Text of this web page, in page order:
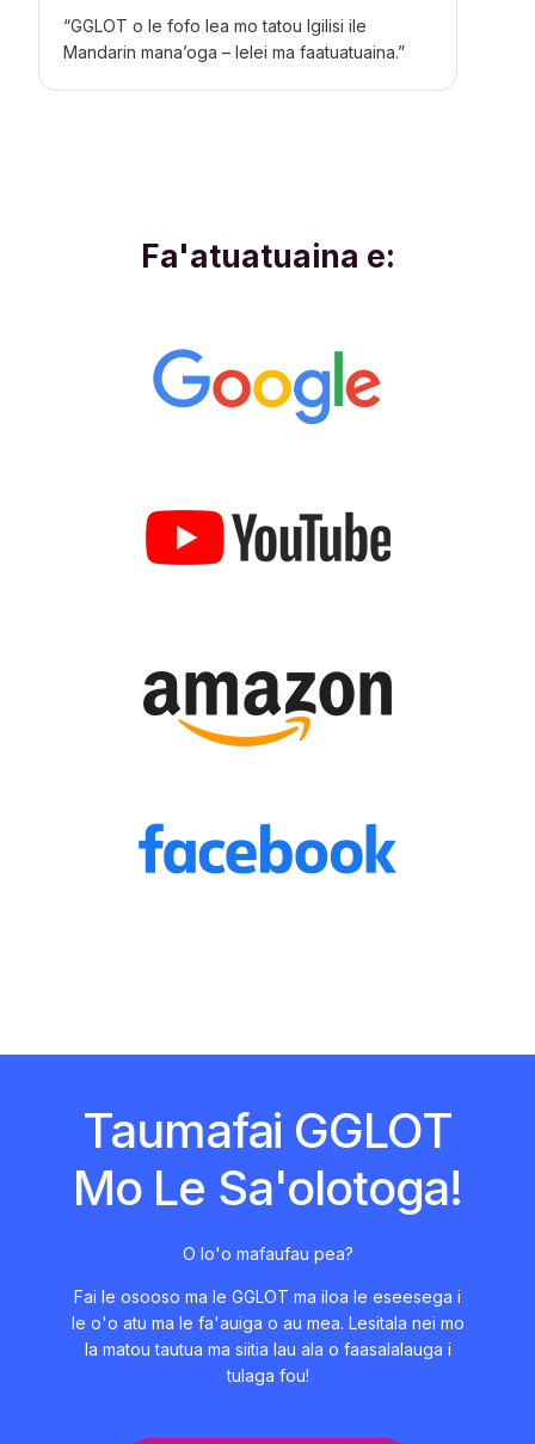
“GGLOT o le fofo lea mo tatou Igilisi ile
Mandarinmana’oga – lelei ma faatuatuaina.”
Fa'atuatuaina e:
Taumafai GGLOT
Mo Le Sa'olotoga!
O lo'o mafaufau pea?
Fai le osooso ma le GGLOT ma iloa le eseesega i
le o'o atu ma le fa'auiga o au mea. Lesitala nei mo
la matou tautua ma siitia lau ala o faasalalauga i
tulaga fou!